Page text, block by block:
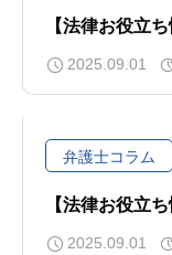
【法律お役立
2025.09.01
弁護士コラム
【法律お役立
2025.09.01